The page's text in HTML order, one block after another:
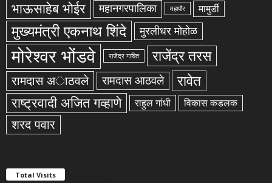
भाऊसाहेब भोईर महानगरपालिका महापौर मामुर्डी
मुख्यमंत्री एकनाथ शिंदे मुरलीधर मोहोळ
मोरेश्वर भोंडवे राजेंद्र गावित राजेंद्र तरस
रामदास अाठवले रामदास आठवले रावेत
राष्ट्रवादी अजित गव्हाणे राहुल गांधी विकास कडलक
शरद पवार
Total Visits